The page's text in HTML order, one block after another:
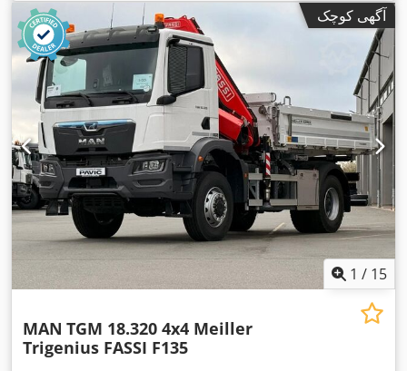
آگهی کوچک
1 / 15
MAN TGM 18.320 4x4 Meiller
Trigenius FASSI F135